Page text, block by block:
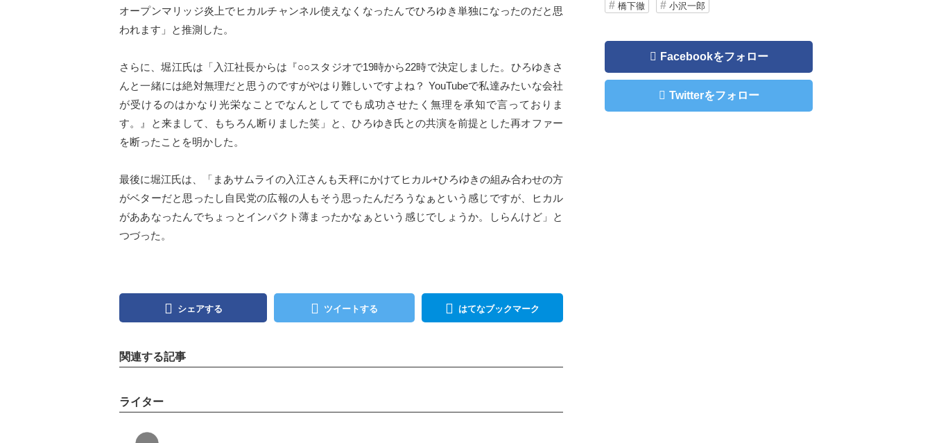
オープンマリッジ炎上でヒカルチャンネル使えなくなったんでひろゆき単独になったのだと思
われます」と推測した。
さらに、堀江氏は「入江社長からは『○○スタジオで19時から22時で決定しました。ひろゆきさ
んと一緒には絶対無理だと思うのですがやはり難しいですよね？ YouTubeで私達みたいな会社
が受けるのはかなり光栄なことでなんとしてでも成功させたく無理を承知で言っておりま
す。』と来まして、もちろん断りました笑」と、ひろゆき氏との共演を前提とした再オファー
を断ったことを明かした。
最後に堀江氏は、「まあサムライの入江さんも天秤にかけてヒカル+ひろゆきの組み合わせの方
がベターだと思ったし自民党の広報の人もそう思ったんだろうなぁという感じですが、ヒカル
がああなったんでちょっとインパクト薄まったかなぁという感じでしょうか。しらんけど」と
つづった。
シェアする ツイートする はてなブックマーク
関連する記事
ライター
橋下徹 小沢一郎
Facebookをフォロー
Twitterをフォロー